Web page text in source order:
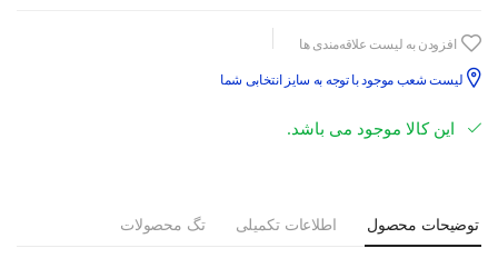
افزودن به لیست علاقه‌مندی ها
لیست شعب موجود با توجه به سایز انتخابی شما
این کالا موجود می باشد.
توضیحات محصول اطلاعات تکمیلی تگ محصولات